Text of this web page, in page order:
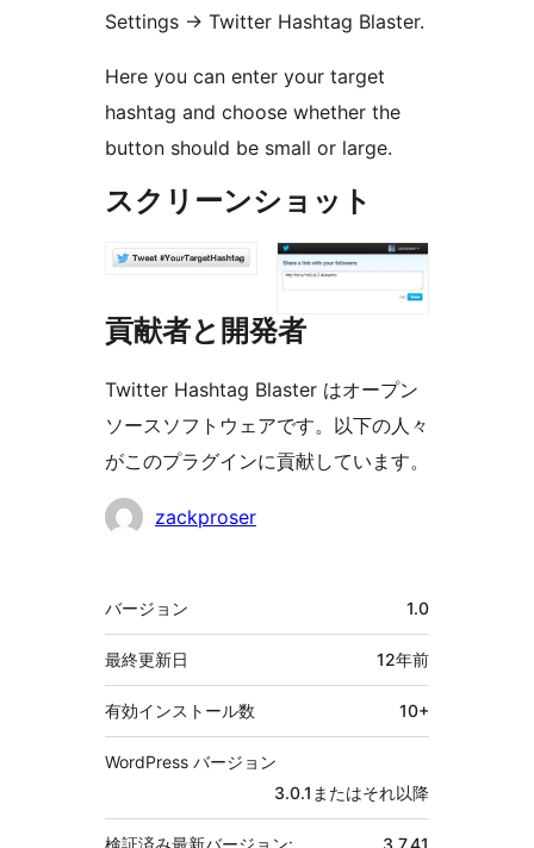
Settings -> Twitter Hashtag Blaster.
Here you can enter your target
hashtag and choose whether the
button should be small or large.
スクリーンショット
貢献者と開発者
Twitter Hashtag Blaster はオープン
ソースソフトウェアです。以下の人々
がこのプラグインに貢献しています。
貢
zackproser
メ
タ
バージョン 1.0
最終更新日 12年前
有効インストール数 10+
WordPress バージョン
3.0.1またはそれ以降
検証済み最新バージョン: 3.7.41